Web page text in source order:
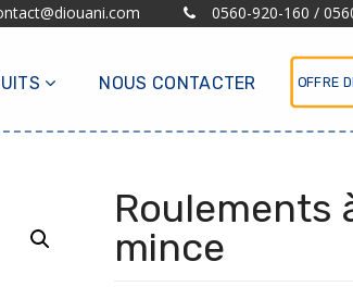
0560-920-160 /
NOUS CONTACTER OFFRE
Roulements
mince